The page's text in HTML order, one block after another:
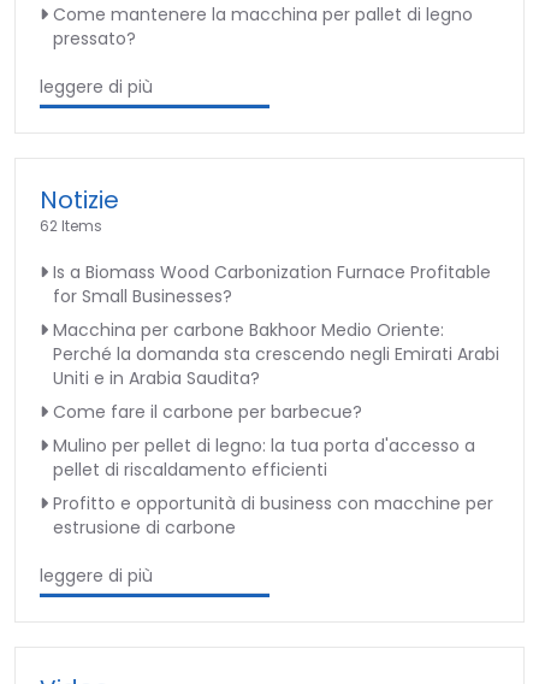
Come mantenere la macchina per pallet di legno
pressato?
leggere di più
Notizie
62 Items
Is a Biomass Wood Carbonization Furnace Profitable
for Small Businesses?
Macchina per carbone Bakhoor Medio Oriente:
Perché la domanda sta crescendo negli Emirati Arabi
Uniti e in Arabia Saudita?
Come fare il carbone per barbecue?
Mulino per pellet di legno: la tua porta d'accesso a
pellet di riscaldamento efficienti
Profitto e opportunità di business con macchine per
estrusione di carbone
leggere di più